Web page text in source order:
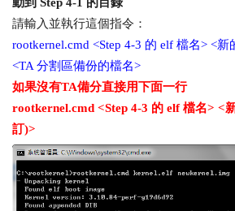
請輸入並執行這個指令：
rootkernel.cmd <Step 4-3 的 elf 檔名> <
<TA 分割區備份的檔名>
如果沒有TA備分直接用下面一行
rootkernel.cmd <Step 4-3 的 elf 檔名> <
訂)>